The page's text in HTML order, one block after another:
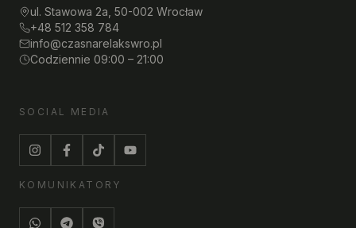
ul. Stawowa 2a, 50-002 Wrocław
+48 512 358 784
info@czasnarelakswro.pl
Codziennie 09:00 – 21:00
SOCIAL MEDIA
KOMUNIKATORY